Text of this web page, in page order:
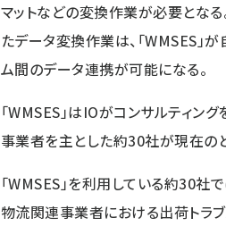
マットなどの変換作業が必要とな
たデータ変換作業は、「WMSES」
ム間のデータ連携が可能になる。
「WMSES」はIOがコンサルティ
事業者を主とした約30社が現在の
「WMSES」を利用している約30社
物流関連事業者における出荷トラ